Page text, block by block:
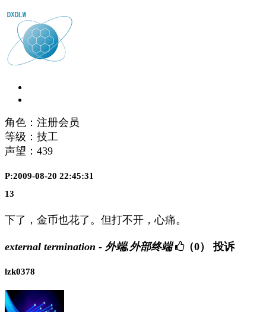
角色：注册会员
等级：技工
声望： 439
P:2009-08-20 22:45:31
13
下了，金币也花了。但打不开，心痛。
external termination - 外端,外部终端 （0） 投诉
lzk0378